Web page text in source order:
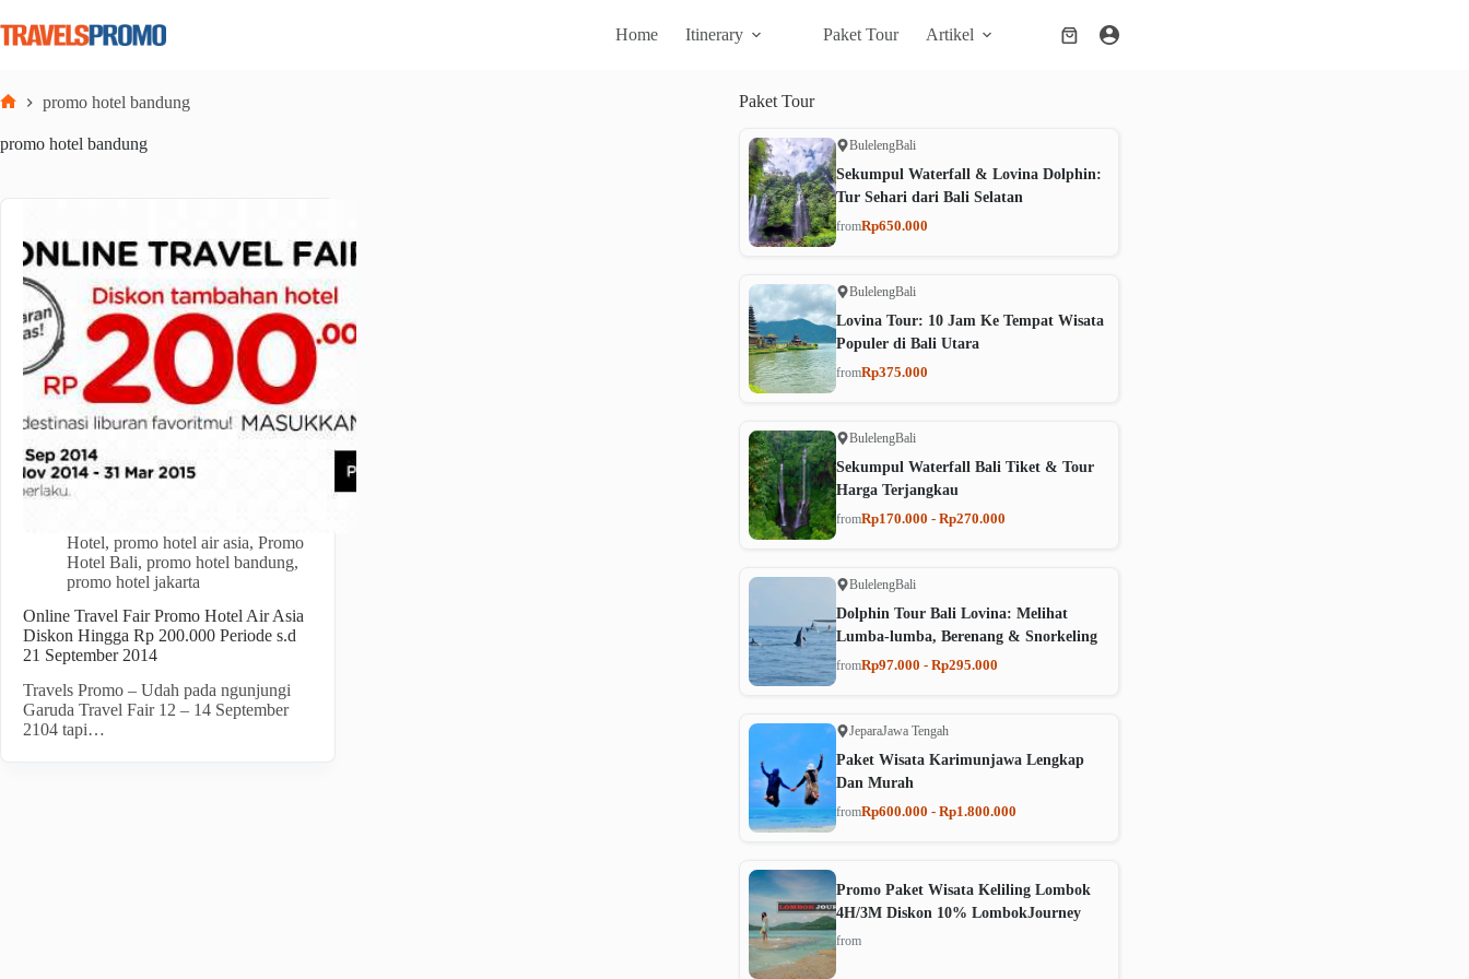
to
content
Home Itinerary Paket Tour Artikel
Shopping
promo hotel bandung
promo hotel bandung
Hotel, promo hotel air asia, Promo
Hotel Bali, promo hotel bandung,
promo hotel jakarta
Online Travel Fair Promo Hotel Air Asia
Diskon Hingga Rp 200.000 Periode s.d
21 September 2014
Travels Promo – Udah pada ngunjungi
Garuda Travel Fair 12 – 14 September
2104 tapi…
Paket Tour
BulelengBali
Sekumpul Waterfall & Lovina Dolphin:
Tur Sehari dari Bali Selatan
fromRp650.000
BulelengBali
Lovina Tour: 10 Jam Ke Tempat Wisata
Populer di Bali Utara
fromRp375.000
BulelengBali
Sekumpul Waterfall Bali Tiket & Tour
Harga Terjangkau
fromRp170.000 - Rp270.000
BulelengBali
Dolphin Tour Bali Lovina: Melihat
Lumba-lumba, Berenang & Snorkeling
fromRp97.000 - Rp295.000
JeparaJawa Tengah
Paket Wisata Karimunjawa Lengkap
Dan Murah
fromRp600.000 - Rp1.800.000
Promo Paket Wisata Keliling Lombok
4H/3M Diskon 10% LombokJourney
from